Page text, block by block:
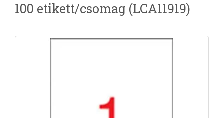
100 etikett/csomag (LCA11919)